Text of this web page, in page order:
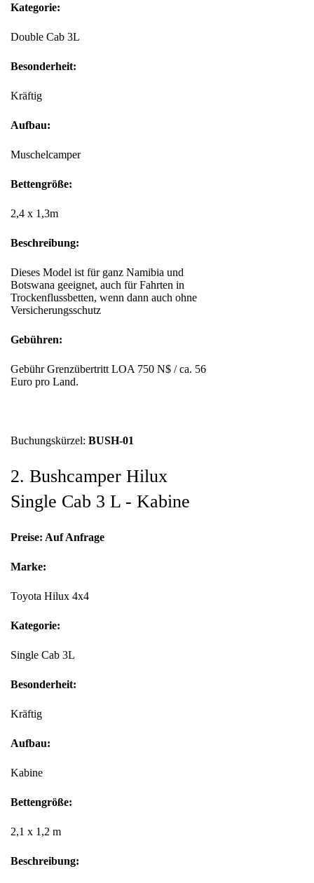
Kategorie:
Double Cab 3L
Besonderheit:
Kräftig
Aufbau:
Muschelcamper
Bettengröße:
2,4 x 1,3m
Beschreibung:
Dieses Model ist für ganz Namibia und
Botswana geeignet, auch für Fahrten in
Trockenflussbetten, wenn dann auch ohne
Versicherungsschutz
Gebühren:
Gebühr Grenzübertritt LOA 750 N$ / ca. 56
Euro pro Land.
Buchungskürzel: BUSH-01
2. Bushcamper Hilux
Single Cab 3 L - Kabine
Preise: Auf Anfrage
Marke:
Toyota Hilux 4x4
Kategorie:
Single Cab 3L
Besonderheit:
Kräftig
Aufbau:
Kabine
Bettengröße:
2,1 x 1,2 m
Beschreibung: